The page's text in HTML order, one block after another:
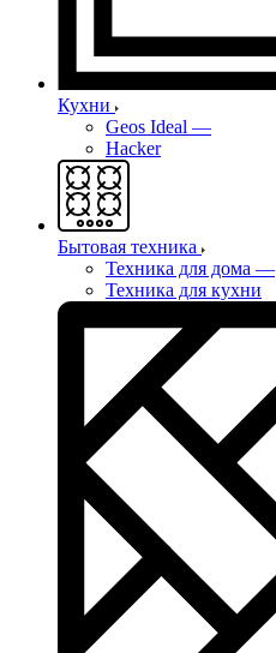
Кухни
Geos Ideal —
Hacker
Бытовая техника
Техника для дома —
Техника для кухни